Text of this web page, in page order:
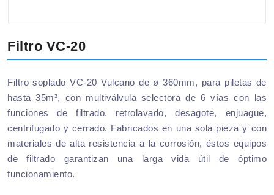
Filtro VC-20
Filtro soplado VC-20 Vulcano de ø 360mm, para piletas de
hasta 35m³, con multiválvula selectora de 6 vías con las
funciones de filtrado, retrolavado, desagote, enjuague,
centrifugado y cerrado. Fabricados en una sola pieza y con
materiales de alta resistencia a la corrosión, éstos equipos
de filtrado garantizan una larga vida útil de óptimo
funcionamiento.